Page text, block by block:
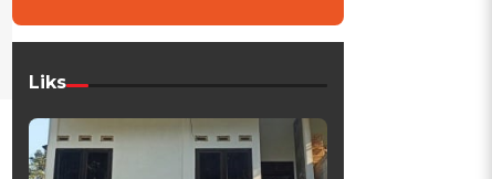
Liks